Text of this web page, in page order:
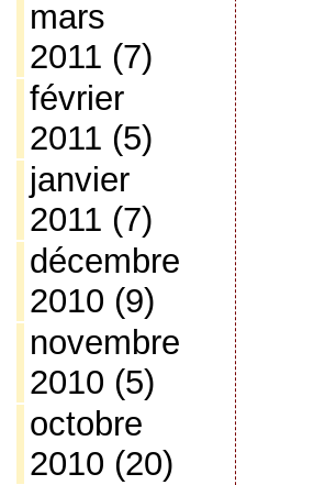
mars
2011 (7)
février
2011 (5)
janvier
2011 (7)
décembre
2010 (9)
novembre
2010 (5)
octobre
2010 (20)